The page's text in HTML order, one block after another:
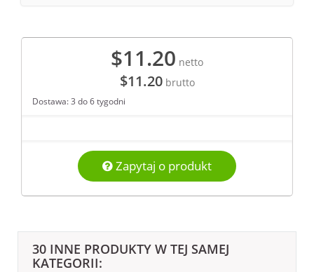
$11.20 netto
$11.20brutto
Dostawa: 3 do 6 tygodni
Zapytaj o produkt
30 INNE PRODUKTY W TEJ SAMEJ
KATEGORII: